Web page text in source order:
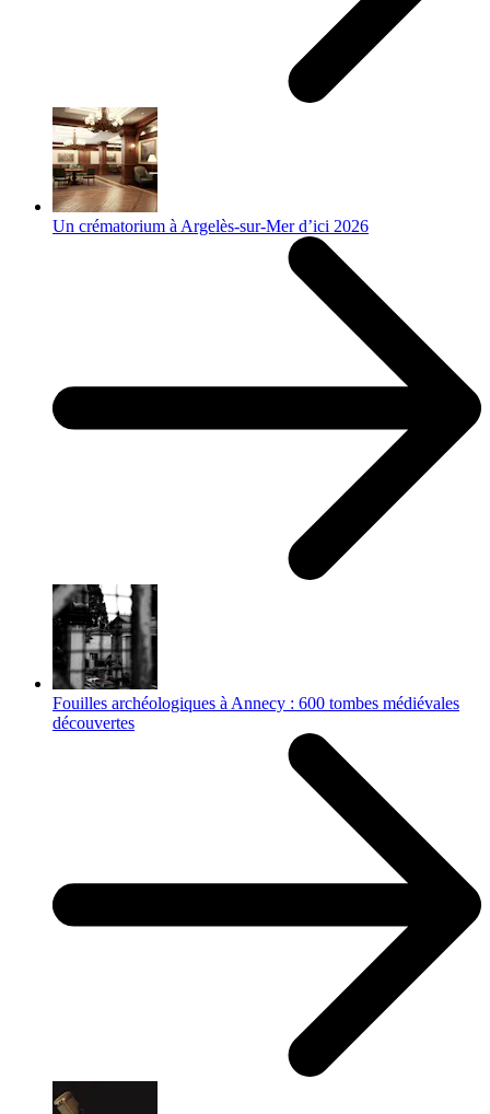
Un crématorium à Argelès-sur-Mer d’ici 2026
Fouilles archéologiques à Annecy : 600 tombes médiévales
découvertes